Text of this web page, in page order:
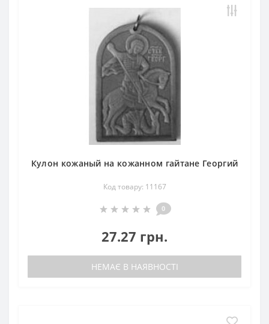
Кулон кожаный на кожанном гайтане Георгий
Код товару: 11167
0
27.27 грн.
НЕМАЄ В НАЯВНОСТІ